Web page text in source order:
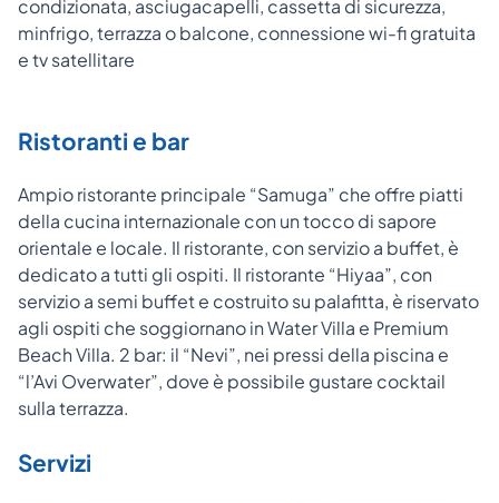
condizionata, asciugacapelli, cassetta di sicurezza,
minfrigo, terrazza o balcone, connessione wi-fi gratuita
e tv satellitare
Ristoranti e bar
Ampio ristorante principale “Samuga” che offre piatti
della cucina internazionale con un tocco di sapore
orientale e locale. Il ristorante, con servizio a buffet, è
dedicato a tutti gli ospiti. Il ristorante “Hiyaa”, con
servizio a semi buffet e costruito su palafitta, è riservato
agli ospiti che soggiornano in Water Villa e Premium
Beach Villa. 2 bar: il “Nevi”, nei pressi della piscina e
“l’Avi Overwater”, dove è possibile gustare cocktail
sulla terrazza.
Servizi